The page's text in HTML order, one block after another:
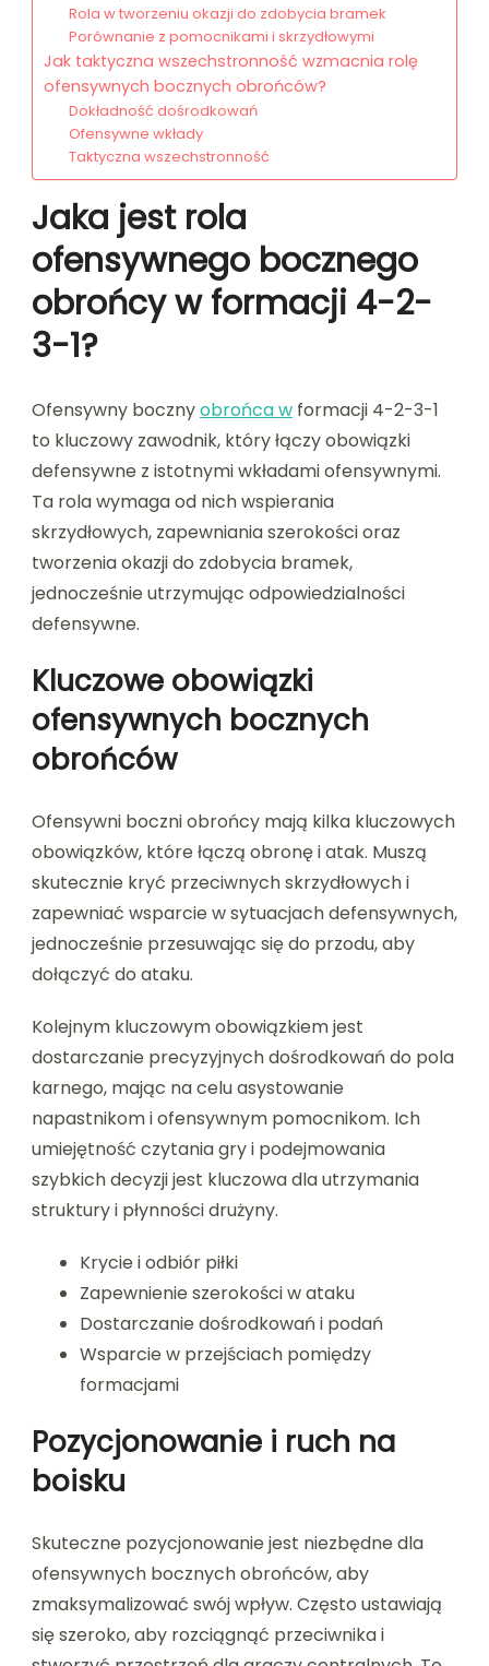
Rola w tworzeniu okazji do zdobycia bramek
Porównanie z pomocnikami i skrzydłowymi
Jak taktyczna wszechstronność wzmacnia rolę
ofensywnych bocznych obrońców?
Dokładność dośrodkowań
Ofensywne wkłady
Taktyczna wszechstronność
Jaka jest rola
ofensywnego bocznego
obrońcy w formacji 4-2-
3-1?
Ofensywny bocznyobrońca w formacji 4-2-3-1
to kluczowy zawodnik, który łączy obowiązki
defensywne z istotnymi wkładami ofensywnymi.
Ta rola wymaga od nich wspierania
skrzydłowych, zapewniania szerokości oraz
tworzenia okazji do zdobycia bramek,
jednocześnie utrzymując odpowiedzialności
defensywne.
Kluczowe obowiązki
ofensywnych bocznych
obrońców
Ofensywni boczni obrońcy mają kilka kluczowych
obowiązków, które łączą obronę i atak. Muszą
skutecznie kryć przeciwnych skrzydłowych i
zapewniać wsparcie w sytuacjach defensywnych,
jednocześnie przesuwając się do przodu, aby
dołączyć do ataku.
Kolejnym kluczowym obowiązkiem jest
dostarczanie precyzyjnych dośrodkowań do pola
karnego, mając na celu asystowanie
napastnikom i ofensywnym pomocnikom. Ich
umiejętność czytania gry i podejmowania
szybkich decyzji jest kluczowa dla utrzymania
struktury i płynności drużyny.
Krycie i odbiór piłki
Zapewnienie szerokości w ataku
Dostarczanie dośrodkowań i podań
Wsparcie w przejściach pomiędzy
formacjami
Pozycjonowanie i ruch na
boisku
Skuteczne pozycjonowanie jest niezbędne dla
ofensywnych bocznych obrońców, aby
zmaksymalizować swój wpływ. Często ustawiają
się szeroko, aby rozciągnąć przeciwnika i